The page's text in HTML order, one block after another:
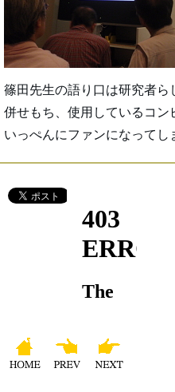
篠田先生の語り口は研究者
併せもち、使用しているコン
いっぺんにファンになってし